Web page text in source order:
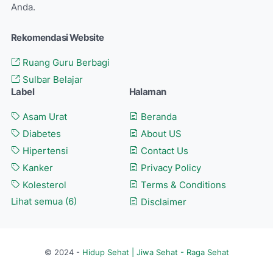
Anda.
Rekomendasi Website
Ruang Guru Berbagi
Sulbar Belajar
Label
Asam Urat
Diabetes
Hipertensi
Kanker
Kolesterol
Lihat semua (6)
Halaman
Beranda
About US
Contact Us
Privacy Policy
Terms & Conditions
Disclaimer
© 2024 - Hidup Sehat | Jiwa Sehat - Raga Sehat